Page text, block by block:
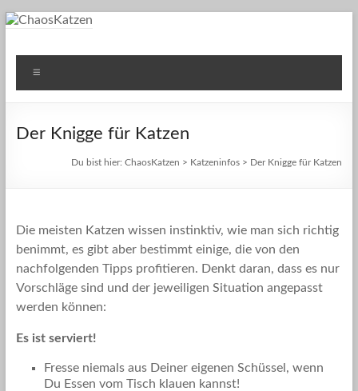
Zum
ChaosKatzen
Einblicke ins Leben unserer Katzen
Der Knigge für Katzen
Du bist hier:ChaosKatzen > Katzeninfos > Der Knigge für Katzen
Die meisten Katzen wissen instinktiv, wie man sich richtig
benimmt, es gibt aber bestimmt einige, die von den
nachfolgenden Tipps profitieren. Denkt daran, dass es nur
Vorschläge sind und der jeweiligen Situation angepasst
werden können:
Es ist serviert!
Fresse niemals aus Deiner eigenen Schüssel, wenn
Du Essen vom Tisch klauen kannst!